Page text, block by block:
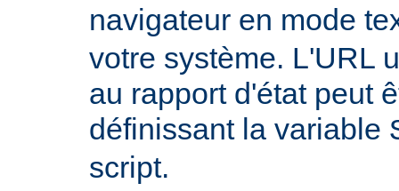
navigateur en mode
votre système. L'URL
au rapport d'état peut
définissant la variable
script.